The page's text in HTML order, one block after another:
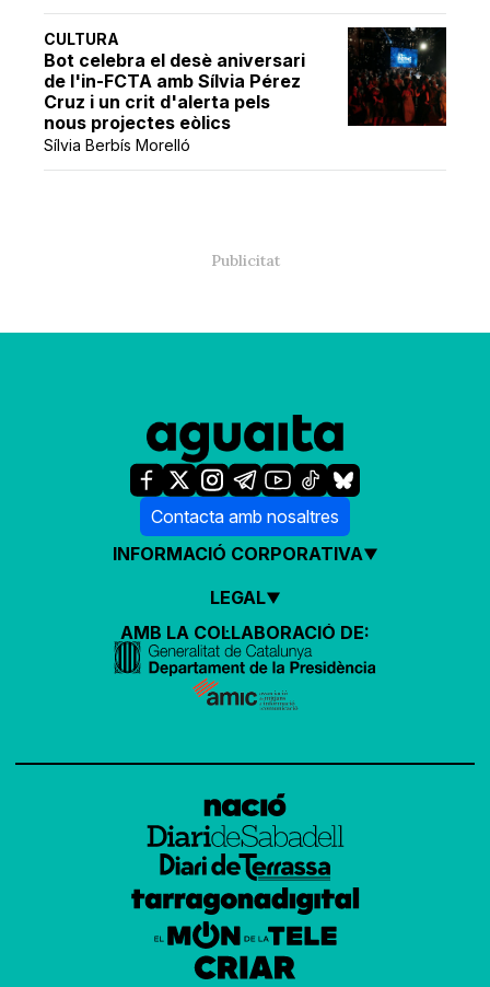
CULTURA
Bot celebra el desè aniversari
de l'in-FCTA amb Sílvia Pérez
Cruz i un crit d'alerta pels
nous projectes eòlics
Sílvia Berbís Morelló
Contacta amb nosaltres
INFORMACIÓ CORPORATIVA
LEGAL
AMB LA COL·LABORACIÓ DE: